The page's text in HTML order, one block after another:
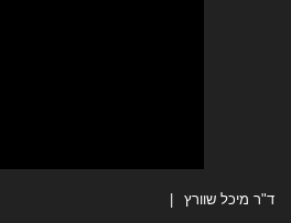
ד"ר מיכל שוורץ